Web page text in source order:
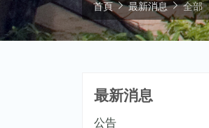
首頁 最新消息 全部
最新消息
公告